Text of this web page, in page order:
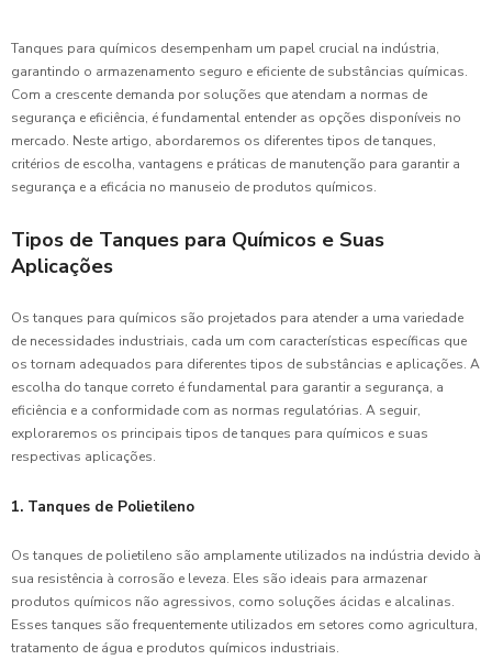
Tanques para químicos desempenham um papel crucial na indústria,
garantindo o armazenamento seguro e eficiente de substâncias químicas.
Com a crescente demanda por soluções que atendam a normas de
segurança e eficiência, é fundamental entender as opções disponíveis no
mercado. Neste artigo, abordaremos os diferentes tipos de tanques,
critérios de escolha, vantagens e práticas de manutenção para garantir a
segurança e a eficácia no manuseio de produtos químicos.
Tipos de Tanques para Químicos e Suas
Aplicações
Os tanques para químicos são projetados para atender a uma variedade
de necessidades industriais, cada um com características específicas que
os tornam adequados para diferentes tipos de substâncias e aplicações. A
escolha do tanque correto é fundamental para garantir a segurança, a
eficiência e a conformidade com as normas regulatórias. A seguir,
exploraremos os principais tipos de tanques para químicos e suas
respectivas aplicações.
1. Tanques de Polietileno
Os tanques de polietileno são amplamente utilizados na indústria devido à
sua resistência à corrosão e leveza. Eles são ideais para armazenar
produtos químicos não agressivos, como soluções ácidas e alcalinas.
Esses tanques são frequentemente utilizados em setores como agricultura,
tratamento de água e produtos químicos industriais.